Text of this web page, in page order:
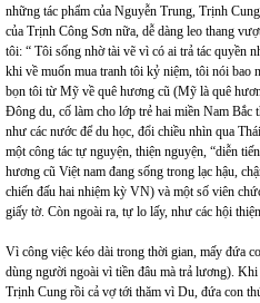
những tác phẩm của Nguyễn Trung, Trịnh
của Trịnh Công Sơn nữa, dễ dàng leo thang
tôi: “ Tôi sống nhờ tài vẽ vì có ai trả tác quyền
khi về muốn mua tranh tôi kỷ niệm, tôi nói bao
bọn tôi từ Mỹ về quê hương cũ (Mỹ là quê
Đông du, cố làm cho lớp trẻ hai miền Nam
như các nước để du học, đổi chiều nhìn qua
một công tác tự nguyện, thiện nguyện, “diễn
hương cũ Việt nam đang sống trong lạc hậu,
chiến đấu hai nhiệm kỳ VN) và một số viên
giấy tờ. Còn ngoài ra, tự lo lấy, như các hội
Vì công việc kéo dài trong thời gian, mấy đứa
dùng người ngoài vì tiền đâu mà trả lương).
Trịnh Cung rồi cả vợ tới thăm vì Du, đứa con